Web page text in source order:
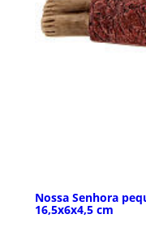
Nossa Senhora
16,5x6x4,5 cm